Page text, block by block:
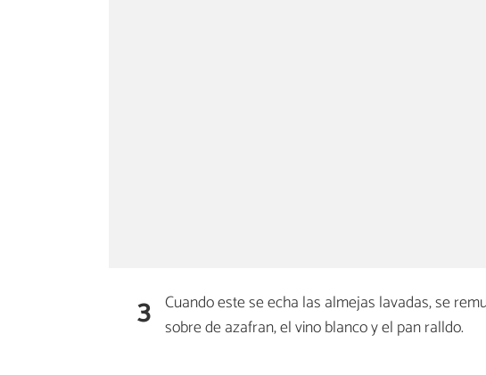
3 Cuando este se echa las almejas lavadas, se
sobre de azafran, el vino blanco y el pan ralldo.